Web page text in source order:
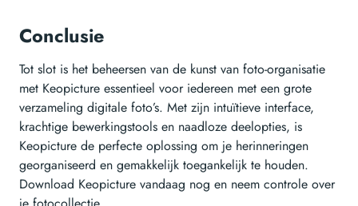
Conclusie
Tot slot is het beheersen van de kunst van foto-organisatie
met Keopicture essentieel voor iedereen met een grote
verzameling digitale foto’s. Met zijn intuïtieve interface,
krachtige bewerkingstools en naadloze deelopties, is
Keopicture de perfecte oplossing om je herinneringen
georganiseerd en gemakkelijk toegankelijk te houden.
Download Keopicture vandaag nog en neem controle over